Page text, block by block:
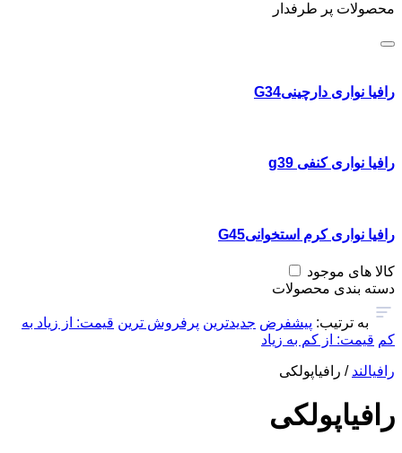
محصولات پر طرفدار
رافیا نواری دارچینیG34
رافیا نواری کنفی g39
رافیا نواری کرم استخوانیG45
کالا های موجود
دسته بندی محصولات
به ترتیب: پیشفرض جدیدترین پرفروش ترین قیمت: از زیاد به
کم قیمت: از کم به زیاد
رافیالند / رافیاپولکی
رافیاپولکی